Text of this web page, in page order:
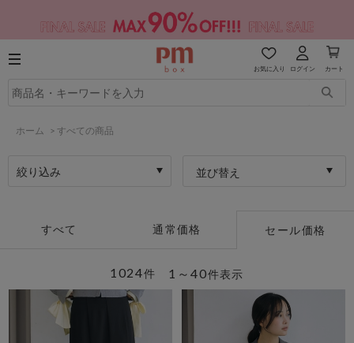
お気に入り ログイン カート
ホーム > すべての商品
絞り込み 並び替え
すべて 通常価格 セール価格
1～40件表示
1024件